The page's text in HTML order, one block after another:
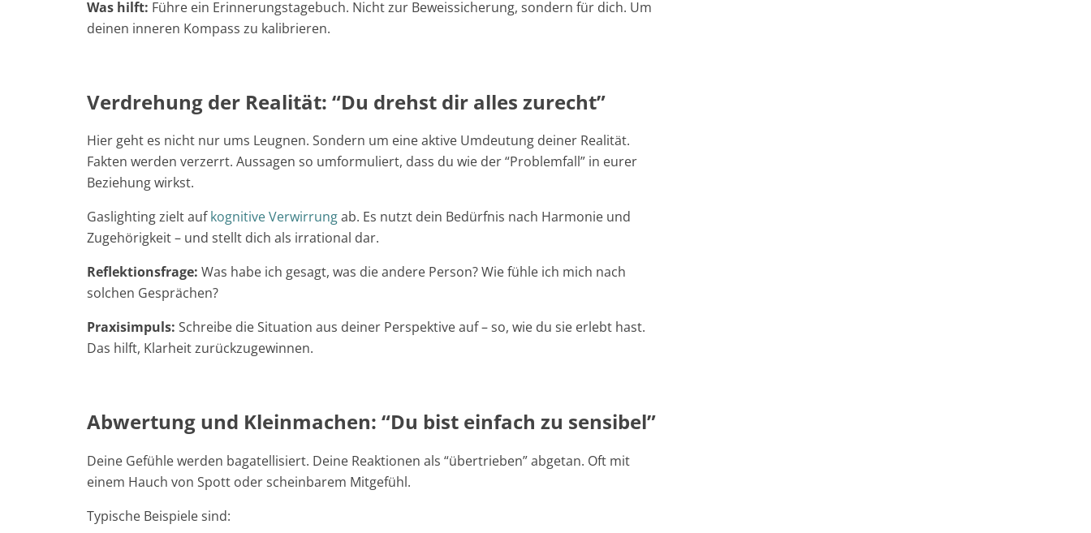
Was hilft: Führe ein Erinnerungstagebuch. Nicht zur Beweissicherung, sondern für dich. Um
deinen inneren Kompass zu kalibrieren.
Verdrehung der Realität: “Du drehst dir alles zurecht”
Hier geht es nicht nur ums Leugnen. Sondern um eine aktive Umdeutung deiner Realität.
Fakten werden verzerrt. Aussagen so umformuliert, dass du wie der “Problemfall” in eurer
Beziehung wirkst.
Gaslighting zielt aufkognitive Verwirrungab. Es nutzt dein Bedürfnis nach Harmonie und
Zugehörigkeit – und stellt dich als irrational dar.
Reflektionsfrage: Was habe ich gesagt, was die andere Person? Wie fühle ich mich nach
solchen Gesprächen?
Praxisimpuls: Schreibe die Situation aus deiner Perspektive auf – so, wie du sie erlebt hast.
Das hilft, Klarheit zurückzugewinnen.
Abwertung und Kleinmachen: “Du bist einfach zu sensibel”
Deine Gefühle werden bagatellisiert. Deine Reaktionen als “übertrieben” abgetan. Oft mit
einem Hauch von Spott oder scheinbarem Mitgefühl.
Typische Beispiele sind: